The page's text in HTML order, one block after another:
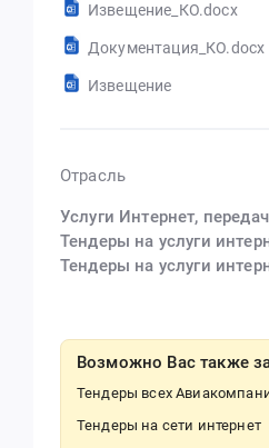
Извещение_КО.docx
Документация_КО.docx
Извещение
Отрасль
Услуги Интернет,
Тендеры на услуги
Тендеры на услуги
Возможно Вас также
Тендеры всех
Тендеры на сети интернет